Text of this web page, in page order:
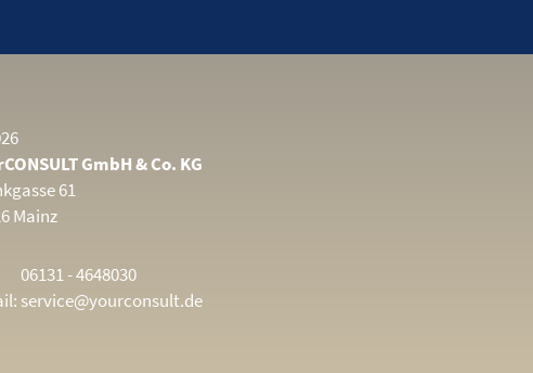
GmbH & Co. KG
61
Mainz
06131 - 4648030
service@yourconsult.de